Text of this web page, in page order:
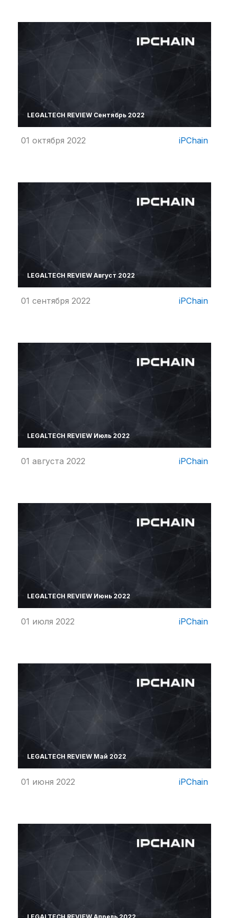
Материалы партнеров
Онлайн патент
Цифровой Сарафан
Смотрите нас в соцсетях и мессенджерах
LEGALTECH REVIEW Сентябрь 2022
01 октября 2022 iPChain
LEGALTECH REVIEW Август 2022
01 сентября 2022 iPChain
LEGALTECH REVIEW Июль 2022
01 августа 2022 iPChain
LEGALTECH REVIEW Июнь 2022
01 июля 2022 iPChain
LEGALTECH REVIEW Май 2022
01 июня 2022 iPChain